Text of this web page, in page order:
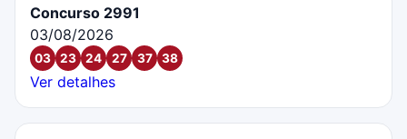
Concurso 2991
03/08/2026
03 23 24 27 37 38
Ver detalhes